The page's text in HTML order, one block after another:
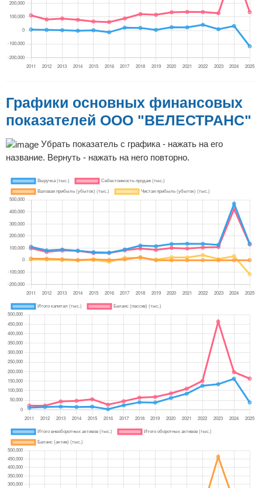
Графики основных финансовых
показателей ООО "ВЕЛЕСТРАНС"
Убрать показатель с графика - нажать на его
название. Вернуть - нажать на него повторно.